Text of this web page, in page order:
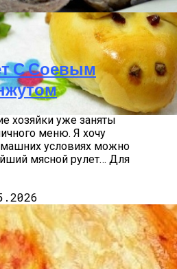
Сажать Для Удачи,
Вырывать Седые
Как Замаскировать Седину
Мясом «Поросята»
С Соевым
хозяйки уже заняты
меню. Я хочу
условиях можно
мясной рулет… Для